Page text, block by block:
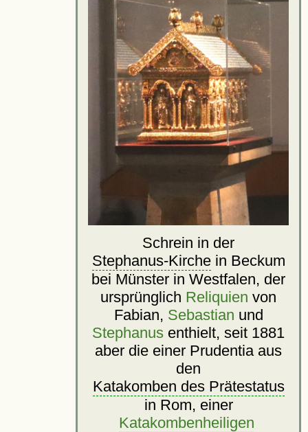
Schrein in der
Stephanus-Kirchein Beckum
bei Münster in Westfalen, der
ursprünglich Reliquien von
Fabian, Sebastian und
Stephanus enthielt, seit 1881
aber die einer Prudentia aus
den
Katakomben des Prätestatus
in Rom, einer
Katakombenheiligen